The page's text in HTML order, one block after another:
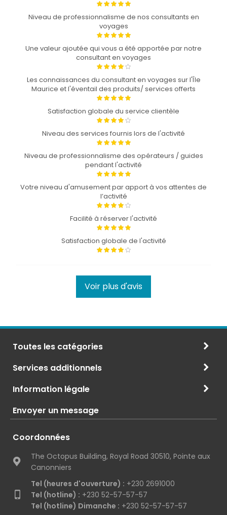
Niveau de professionnalisme de nos consultants en
voyages
Une valeur ajoutée qui vous a été apportée par notre
consultant en voyages
Les connaissances du consultant en voyages sur l'Île
Maurice et l'éventail des produits/ services offerts
Satisfaction globale du service clientèle
Niveau des services fournis lors de l'activité
Niveau de professionnalisme des opérateurs / guides
pendant l'activité
Votre niveau d'amusement par apport à vos attentes de
l’activité
Facilité à réserver l'activité
Satisfaction globale de l'activité
Voir plus d'avis
Toutes les catégories
Services additionnels
Information légale
Envoyer un message
Coordonnées
The Octopus Building, Royal Road 30510, Pointe aux
Canonniers
Tel (heures d'ouverture) : +230 2691000
Tel (hotline) : +230 52-57-57-57
Tel (hotline) Dimanche : +230 52-57-57-57